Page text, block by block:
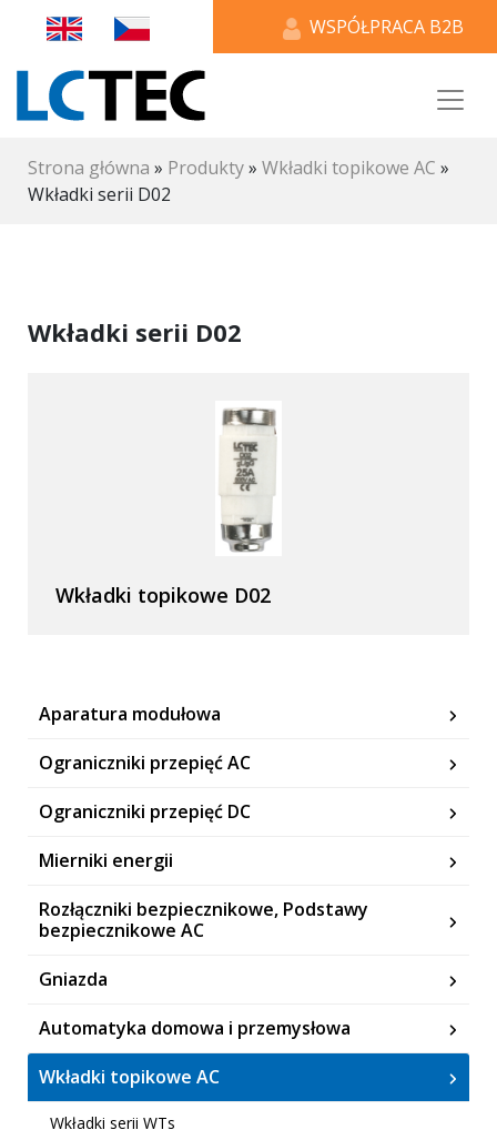
WSPÓŁPRACA B2B
Strona główna » Produkty» Wkładki topikowe AC »
Wkładki serii D02
Aparatura modułowa
Ograniczniki przepięć AC
Ograniczniki przepięć DC
Mierniki energii
Rozłączniki bezpiecznikowe, Podstawy
bezpiecznikowe AC
Gniazda
Automatyka domowa i przemysłowa
Wkładki topikowe AC
Wkładki serii WTs
Wkładki serii D02
Wkładki topikowe D02